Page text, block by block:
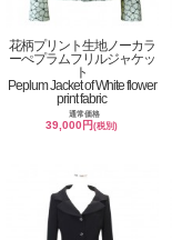
花柄プリント生地ノーカラ
ーぺプラムフリルジャケッ
ト
Peplum Jacket of White flower
print fabric
通常価格
39,000円(税別)